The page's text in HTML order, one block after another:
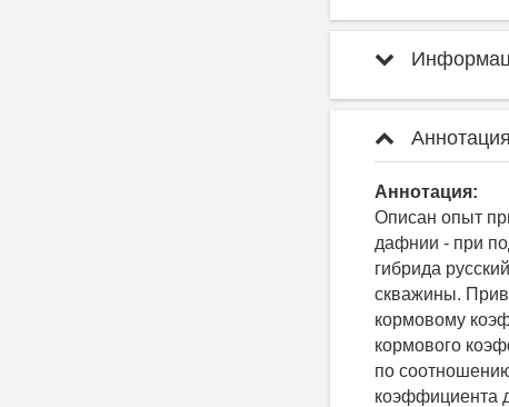
Аннотация:
Описан опыт
дафнии - при
гибрида
скважины.
кормовому
кормового
по
коэффициента